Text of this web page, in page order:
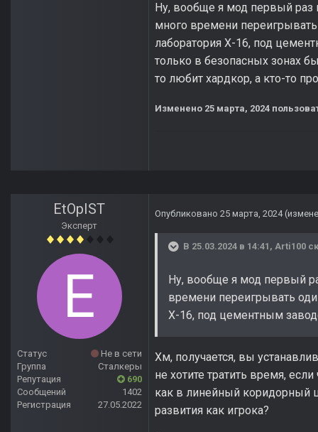
Ну, вообще я мод первый раз
много времени
лаборатория Х-16, под
только в безопасных зонах
то любит хардкор, а кто-то
Изменено 25 марта, 2024
EtOpIST
Эксперт
Статус
Не в сети
Группа
Сталкеры
Репутация
690
Сообщений
1402
Регистрация
27.05.2022
Опубликовано 25 марта, 2024
В 25.03.2024 в 14:41, Arti100
Ну, вообще я мод первый
времени переигрывать
Х-16, под цементным
Хм, получается, вы
не хотите тратить время,
как в линейный коридорный
развития как игрока?